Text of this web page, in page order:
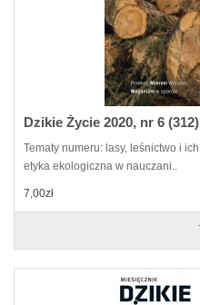
Dzikie Życie 2020, nr 6
Tematy numeru: lasy, leśnictwo i
etyka ekologiczna w nauczani..
7,00zł